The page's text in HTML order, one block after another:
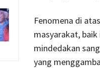
Fenomena di
masyarakat,
mindedakan
yang